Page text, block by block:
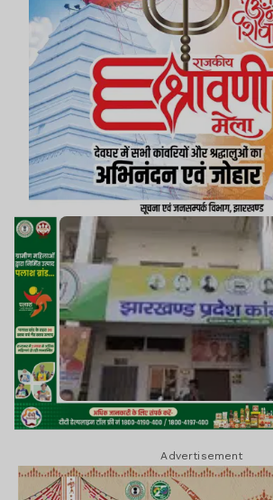
Advertisement